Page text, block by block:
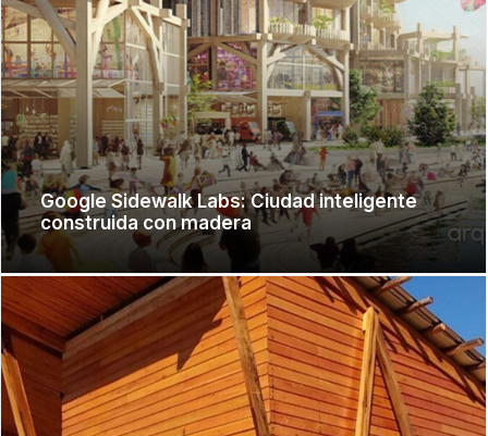
Google Sidewalk Labs: Ciudad inteligente
construida con madera